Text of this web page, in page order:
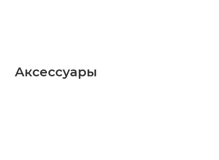
Аксессуары